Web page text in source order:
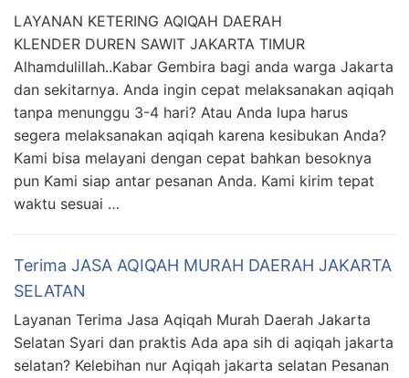
LAYANAN KETERING AQIQAH DAERAH
KLENDER DUREN SAWIT JAKARTA TIMUR
Alhamdulillah..Kabar Gembira bagi anda warga Jakarta
dan sekitarnya. Anda ingin cepat melaksanakan aqiqah
tanpa menunggu 3-4 hari? Atau Anda lupa harus
segera melaksanakan aqiqah karena kesibukan Anda?
Kami bisa melayani dengan cepat bahkan besoknya
pun Kami siap antar pesanan Anda. Kami kirim tepat
waktu sesuai …
Terima JASA AQIQAH MURAH DAERAH JAKARTA
SELATAN
Layanan Terima Jasa Aqiqah Murah Daerah Jakarta
Selatan Syari dan praktis Ada apa sih di aqiqah jakarta
selatan? Kelebihan nur Aqiqah jakarta selatan Pesanan